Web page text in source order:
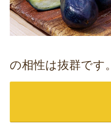
の相性は抜群です。